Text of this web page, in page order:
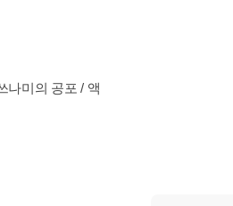
나미의 공포 / 액